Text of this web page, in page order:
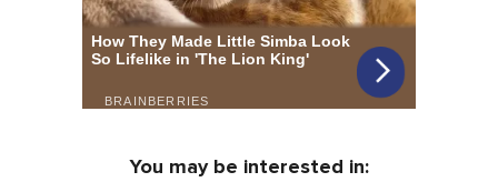
You may be interested in: